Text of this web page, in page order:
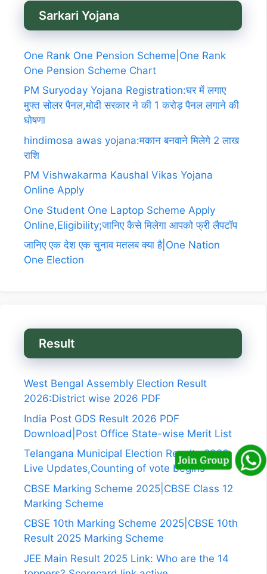
Sarkari Yojana
One Rank One Pension Scheme|One Rank
One Pension Scheme Chart
PM Suryoday Yojana Registration:घर में लगाए
मुफ्त सोलर पैनल,मोदी सरकार ने की 1 करोड़ पैनल लगाने की
घोषणा
hindimosa awas yojana:मकान बनवाने मिलेगे 2 लाख
राशि
PM Vishwakarma Kaushal Vikas Yojana
Online Apply
One Student One Laptop Scheme Apply
Online,Eligibility;जानिए कैसे मिलेगा आपको फ्री लैपटॉप
जानिए एक देश एक चुनाव मतलब क्या है|One Nation
One Election
Result
West Bengal Assembly Election Result
2026:District wise 2026 PDF
India Post GDS Result 2026 PDF
Download|Post Office State-wise Merit List
Telangana Municipal Election Results 2026
Live Updates,Counting of vote begins
CBSE Marking Scheme 2025|CBSE Class 12
Marking Scheme
CBSE 10th Marking Scheme 2025|CBSE 10th
Result 2025 Marking Scheme
JEE Main Result 2025 Link: Who are the 14